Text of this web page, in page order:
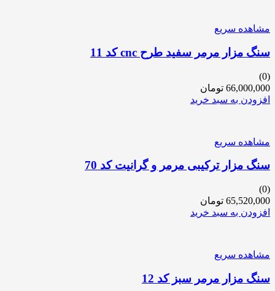
مشاهده سریع
سنگ مزار مرمر سفید طرح cnc کد 11
(0)
66,000,000 تومان
افزودن به سبد خرید
مشاهده سریع
سنگ مزار ترکیبی مرمر و گرانیت کد 70
(0)
65,520,000 تومان
افزودن به سبد خرید
مشاهده سریع
سنگ مزار مرمر سبز کد 12